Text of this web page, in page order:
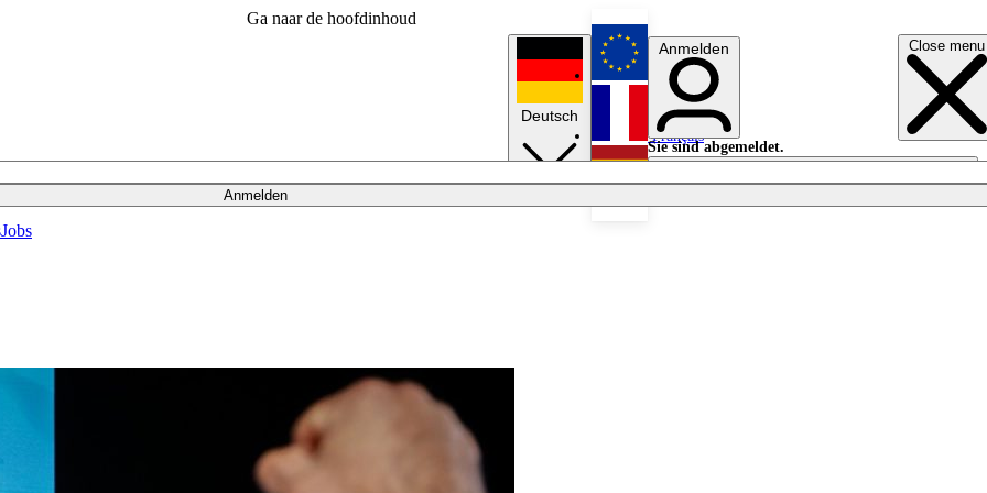
Ga naar de hoofdinhoud
Close menu
Anmelden
Jobs
Deutsch
English
Français
Anmelden
Sie sind abgemeldet.
Anmelden
Licht aus